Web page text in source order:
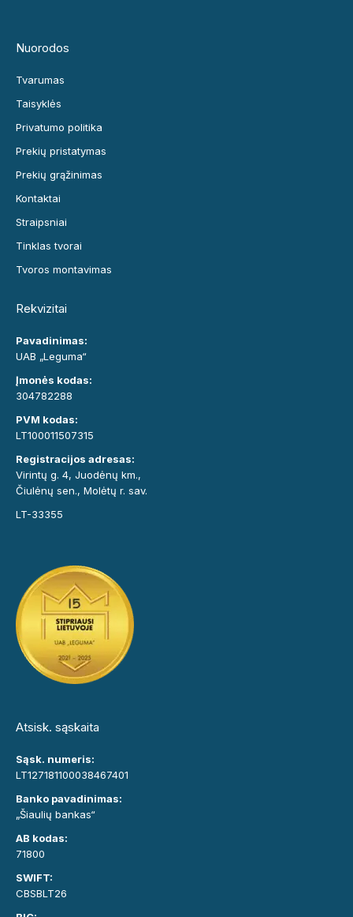
Nuorodos
Tvarumas
Taisyklės
Privatumo politika
Prekių pristatymas
Prekių grąžinimas
Kontaktai
Straipsniai
Tinklas tvorai
Tvoros montavimas
Rekvizitai
Pavadinimas:
UAB „Leguma“
Įmonės kodas:
304782288
PVM kodas:
LT100011507315
Registracijos adresas:
Virintų g. 4, Juodėnų km.,
Čiulėnų sen., Molėtų r. sav.
LT-33355
Atsisk. sąskaita
Sąsk. numeris:
LT127181100038467401
Banko pavadinimas:
„Šiaulių bankas“
AB kodas:
71800
SWIFT:
CBSBLT26